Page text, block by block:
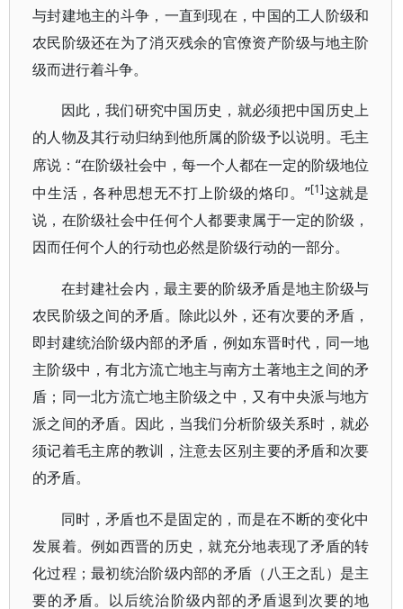
与封建地主的斗争，一直到现在，中国的工人阶级和
农民阶级还在为了消灭残余的官僚资产阶级与地主阶
级而进行着斗争。
因此，我们研究中国历史，就必须把中国历史上
的人物及其行动归纳到他所属的阶级予以说明。毛主
席说：“在阶级社会中，每一个人都在一定的阶级地位
中生活，各种思想无不打上阶级的烙印。”[1]这就是
说，在阶级社会中任何个人都要隶属于一定的阶级，
因而任何个人的行动也必然是阶级行动的一部分。
在封建社会内，最主要的阶级矛盾是地主阶级与
农民阶级之间的矛盾。除此以外，还有次要的矛盾，
即封建统治阶级内部的矛盾，例如东晋时代，同一地
主阶级中，有北方流亡地主与南方土著地主之间的矛
盾；同一北方流亡地主阶级之中，又有中央派与地方
派之间的矛盾。因此，当我们分析阶级关系时，就必
须记着毛主席的教训，注意去区别主要的矛盾和次要
的矛盾。
同时，矛盾也不是固定的，而是在不断的变化中
发展着。例如西晋的历史，就充分地表现了矛盾的转
化过程；最初统治阶级内部的矛盾（八王之乱）是主
要的矛盾。以后统治阶级内部的矛盾退到次要的地